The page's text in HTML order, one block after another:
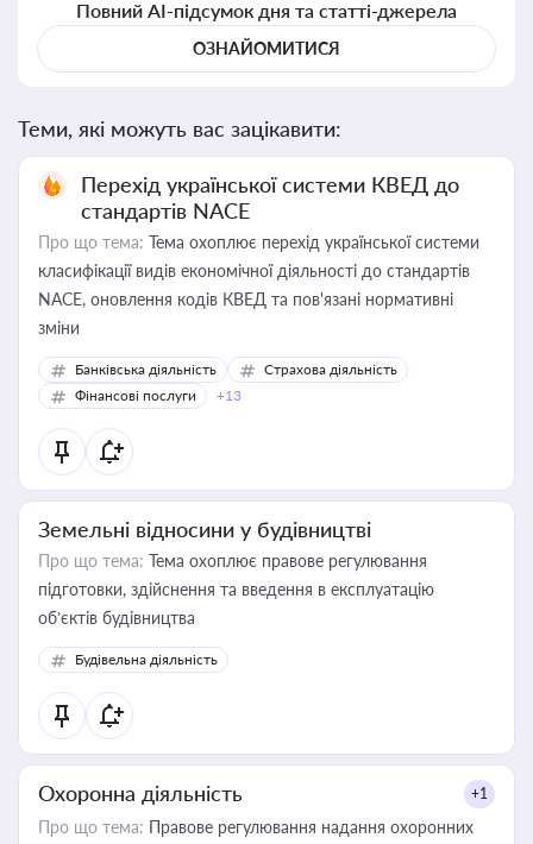
Повний AI-підсумок дня та статті-джерела
ОЗНАЙОМИТИСЯ
Теми, які можуть вас зацікавити:
Перехід української системи КВЕД до
стандартів NACE
Про що тема: Тема охоплює перехід української системи
класифікації видів економічної діяльності до стандартів
NACE, оновлення кодів КВЕД та пов'язані нормативні
зміни
Банківська діяльність
Страхова діяльність
Фінансові послуги
+13
Земельні відносини у будівництві
Про що тема: Тема охоплює правове регулювання
підготовки, здійснення та введення в експлуатацію
об’єктів будівництва
Будівельна діяльність
Охоронна діяльність +1
Про що тема: Правове регулювання надання охоронних